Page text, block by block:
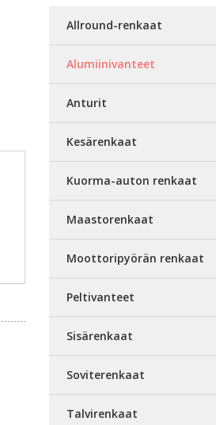
Allround-renkaat
Alumiinivanteet
Anturit
Kesärenkaat
Kuorma-auton renkaat
Maastorenkaat
Moottoripyörän renkaat
Peltivanteet
Sisärenkaat
Soviterenkaat
Talvirenkaat